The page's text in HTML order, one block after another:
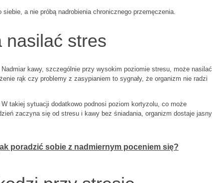
a nie próbą nadrobienia chronicznego przemęczenia.
nasilać stres
kawy, szczególnie przy wysokim poziomie stresu, może nasilać
rąk czy problemy z zasypianiem to sygnały, że organizm nie radzi
takiej sytuacji dodatkowo podnosi poziom kortyzolu, co może
zaczyna się od stresu i kawy bez śniadania, organizm dostaje jasny
poradzić sobie z nadmiernym poceniem się?